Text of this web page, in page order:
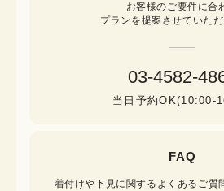
お客様のご要件に合
プランを提案させていただ
03-4582-
当日予約OK(10:00-
FAQ
着付けや下見に関するよくあるご質